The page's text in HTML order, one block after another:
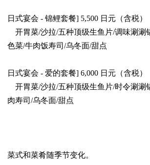
日式宴会 - 锦鲤套餐] 5,500 日元（含税）
开胃菜/沙拉/五种顶级生鱼片/调味涮涮
色菜/牛肉饭寿司/乌冬面/甜点
日式宴会 - 爱的套餐] 6,000 日元（含税）
开胃菜/沙拉/五种顶级生鱼片/时令涮涮
肉寿司/乌冬面/甜点
菜式和菜肴随季节变化。